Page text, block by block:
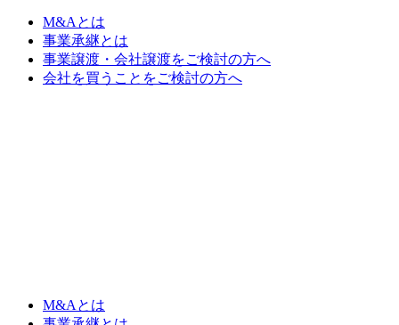
M&Aとは
事業承継とは
事業譲渡・会社譲渡をご検討の方へ
会社を買うことをご検討の方へ
M&Aとは